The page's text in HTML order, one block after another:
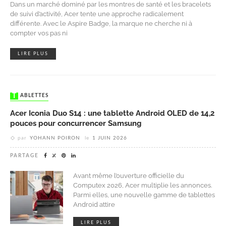
Dans un marché dominé par les montres de santé et les bracelets
de suivi d’activité, Acer tente une approche radicalement
différente. Avec le Aspire Badge, la marque ne cherche ni à
compter vos pas ni
LIRE PLUS
TABLETTES
Acer Iconia Duo S14 : une tablette Android OLED de 14,2
pouces pour concurrencer Samsung
par YOHANN POIRON le 1 JUIN 2026
PARTAGE
Avant même l’ouverture officielle du
Computex 2026, Acer multiplie les annonces.
Parmi elles, une nouvelle gamme de tablettes
Android attire
LIRE PLUS